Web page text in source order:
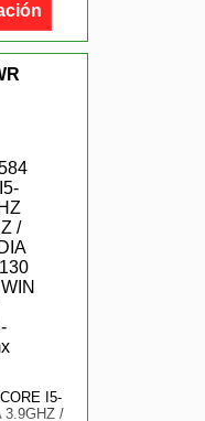
I5-
3.9GHZ /